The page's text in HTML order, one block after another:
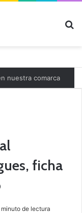
nuestra comarca
ficha
minuto de lectura